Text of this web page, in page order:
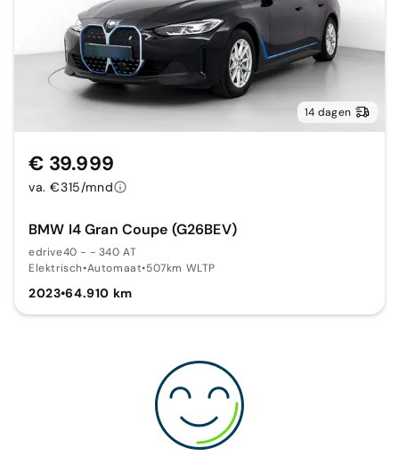
14 dagen
BMW I4 Gran Coupe (G26BEV)
edrive40 - - 340 AT
Elektrisch•Automaat•507km WLTP
2023•64.910 km
€ 39.999
va. €315/mnd